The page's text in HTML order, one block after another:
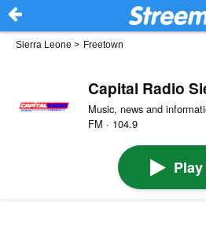
Sierra Leone > Freetown
Capital Radio
Music, news and
FM · 104.9
Play